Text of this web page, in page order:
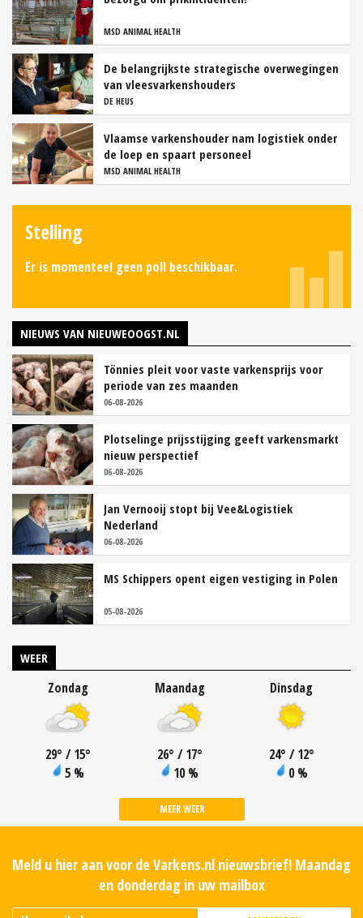
MSD ANIMAL HEALTH
De belangrijkste strategische overwegingen
van vleesvarkenshouders
DE HEUS
Vlaamse varkenshouder nam logistiek onder
de loep en spaart personeel
MSD ANIMAL HEALTH
Stelling
Er is momenteel geen poll beschikbaar.
NIEUWS VAN NIEUWEOOGST.NL
Tönnies pleit voor vaste varkensprijs voor
periode van zes maanden
06-08-2026
Plotselinge prijsstijging geeft varkensmarkt
nieuw perspectief
06-08-2026
Jan Vernooij stopt bij Vee&Logistiek
Nederland
06-08-2026
MS Schippers opent eigen vestiging in Polen
05-08-2026
WEER
Zondag
29° / 15°
5 %
Maandag
26° / 17°
10 %
Dinsdag
24° / 12°
0 %
MEER WEER
Meld u hier aan voor de Varkens.nl nieuwsbrief! Maandag
en donderdag in uw mailbox